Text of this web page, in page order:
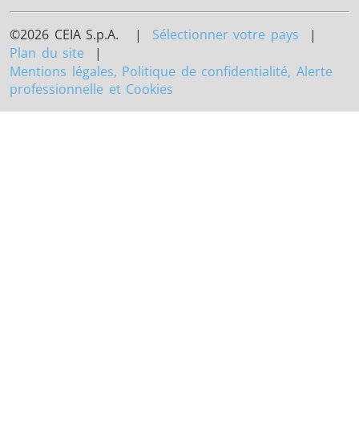
©2026 CEIA S.p.A. | Sélectionner votre pays |
Plan du site |
Mentions légales, Politique de confidentialité, Alerte
professionnelle et Cookies